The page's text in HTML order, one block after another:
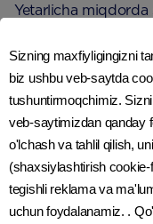
Yetarlicha miqdorda
yo‘llarining
Agar quyidagi
sizda suvsizlanish
Sizning maxfiyligingizni
biz ushbu veb-saytda
tushuntirmoqchimiz.
veb-saytimizdan qanday
o'lchash va tahlil qilish,
(shaxsiylashtirish
tegishli reklama va
uchun foydalanamiz. .